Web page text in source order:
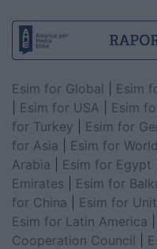
Esim for Global Esim
Esim for USA Esim
for Turkey
Esim for
for Asia
Esim for
Arabia
Esim for Egypt
Emirates
Esim for
for China
Esim for
Esim for Latin America
Cooperation Council